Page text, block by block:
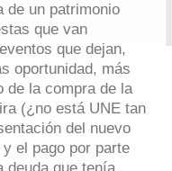
de un patrimonio
que van
que dejan,
oportunidad, más
de la compra de la
(¿no está UNE tan
del nuevo
el pago por parte